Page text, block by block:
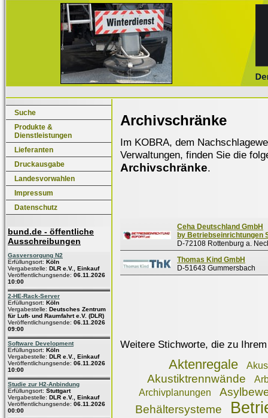
Suche
Produkte &
Dienstleistungen
Lieferanten
Druckausgabe
Landesvorwahlen
Impressum
Datenschutz
bund.de - öffentliche
Ausschreibungen
Gasversorgung N2
Erfüllungsort: Köln
Vergabestelle: DLR e.V., Einkauf
Veröffentlichungsende: 06.11.2026
10:00
2-HE-Rack-Server
Erfüllungsort: Köln
Vergabestelle: Deutsches Zentrum
für Luft- und Raumfahrt e.V. (DLR)
Veröffentlichungsende: 06.11.2026
09:00
Software Development
Erfüllungsort: Köln
Vergabestelle: DLR e.V., Einkauf
Veröffentlichungsende: 06.11.2026
10:00
Studie zur H2-Anbindung
Erfüllungsort: Stuttgart
Vergabestelle: DLR e.V., Einkauf
Veröffentlichungsende: 06.11.2026
00:00
Archivschränke
Im KOBRA, dem
Verwaltungen, finden Sie die
Archivschränke.
Ceha Deutschland GmbH
by Betriebseinrichtungen
D-72108 Rottenburg a.
Thomas Kind GmbH
D-51643 Gummersbach
Weitere Stichworte, die zu
Aktenregale
Akustiktrennwände
Archivplanungen
Behältersysteme